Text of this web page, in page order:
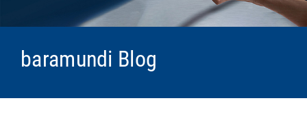
baramundi Blog